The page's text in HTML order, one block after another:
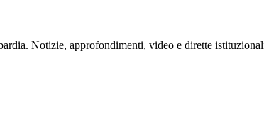
Notizie, approfondimenti, video e dirette